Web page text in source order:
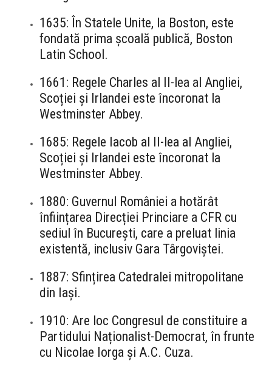
1635: În Statele Unite, la Boston, este
fondată prima școală publică, Boston
Latin School.
1661: Regele Charles al II-lea al Angliei,
Scoției și Irlandei este încoronat la
Westminster Abbey.
1685: Regele Iacob al II-lea al Angliei,
Scoției și Irlandei este încoronat la
Westminster Abbey.
1880: Guvernul României a hotărât
înființarea Direcției Princiare a CFR cu
sediul în București, care a preluat linia
existentă, inclusiv Gara Târgoviștei.
1887: Sfințirea Catedralei mitropolitane
din Iași.
1910: Are loc Congresul de constituire a
Partidului Naționalist-Democrat, în frunte
cu Nicolae Iorga și A.C. Cuza.